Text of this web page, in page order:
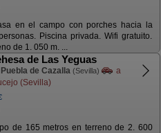
en el campo con porches hacia la
Piscina privada. Wifi gratuito.
de 1. 050 m. ...
de Las Yeguas
Puebla de Cazalla (Sevilla)
a
(Sevilla)
de 165 metros en terreno de 2. 600